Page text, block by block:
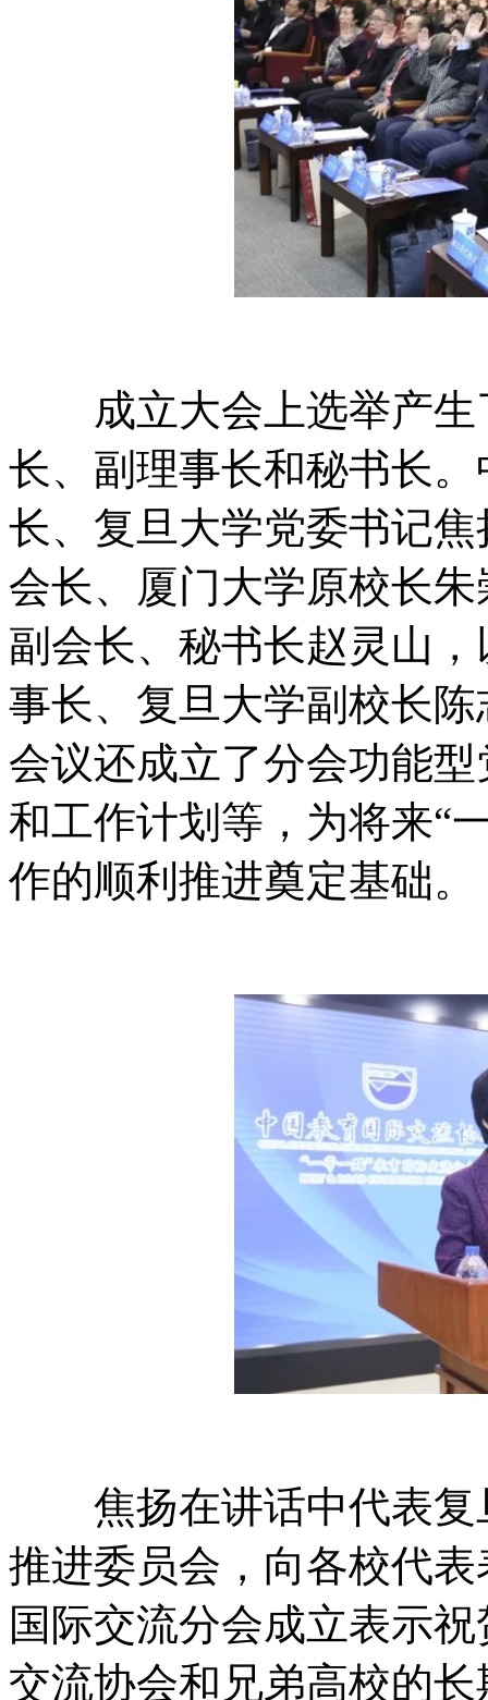
成立大会上选举产生
长、副理事长和秘书长
长、复旦大学党委书记
会长、厦门大学原校长
副会长、秘书长赵灵山
事长、复旦大学副校长
会议还成立了分会功能
和工作计划等，为将来“
作的顺利推进奠定基础。
焦扬在讲话中代表复
推进委员会，向各校代
国际交流分会成立表示
交流协会和兄弟高校的